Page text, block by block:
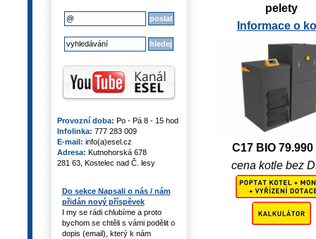
Provozní doba: Po - Pá 8 - 15 hod
Infolinka: 777 283 009
E-mail: info(a)esel.cz
Adresa: Kutnohorská 678
281 63, Kostelec nad Č. lesy
Do sekce Napsali o nás / nám
přidán nový příspěvek
I my se rádi chlubíme a proto
bychom se chtěli s vámi podělit o
dopis (email), který k nám
pelety
Informace o
C17 BIO
cena kotle bez